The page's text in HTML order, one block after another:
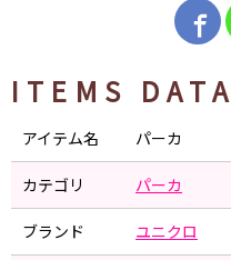
ITEMS DATA
アイテム名 パーカ
カテゴリ パーカ
ブランド ユニクロ